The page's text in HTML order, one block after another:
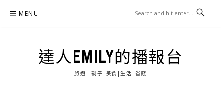
MENU
達人EMILY的播報台
旅遊| 親子|美食|生活|省錢